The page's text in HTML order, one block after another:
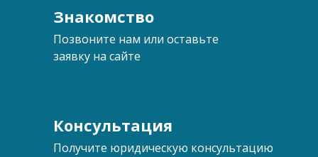
Знакомство
Позвоните нам или оставьте
заявку на сайте
Консультация
Получите юридическую консультацию